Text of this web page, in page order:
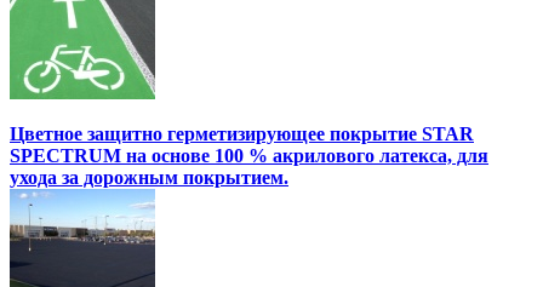
Цветное защитно герметизирующее покрытие STAR
SPECTRUM на основе 100 % акрилового латекса, для
ухода за дорожным покрытием.